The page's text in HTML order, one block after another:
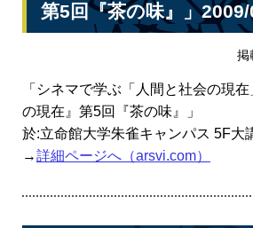
第5回『茶の味』」
掲
「シネマで学ぶ「人間と社会の現
の現在』第5回『茶の味』」
於:立命館大学朱雀キャンパス 5F大
→詳細ページへ（arsvi.com）